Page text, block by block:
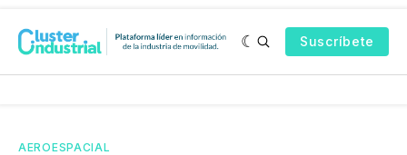
Suscríbete
AEROESPACIAL